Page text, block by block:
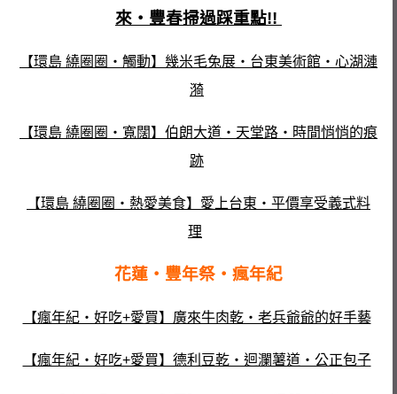
來‧豐春掃過踩重點!!
【環島 繞圈圈‧觸動】幾米毛兔展‧台東美術館‧心湖漣
漪
【環島 繞圈圈‧寬闊】伯朗大道‧天堂路‧時間悄悄的痕
跡
【環島 繞圈圈‧熱愛美食】愛上台東‧平價享受義式料
理
花蓮‧豐年祭‧瘋年紀
【瘋年紀‧好吃+愛買】廣來牛肉乾‧老兵爺爺的好手藝
【瘋年紀‧好吃+愛買】德利豆乾‧迴瀾薯道‧公正包子